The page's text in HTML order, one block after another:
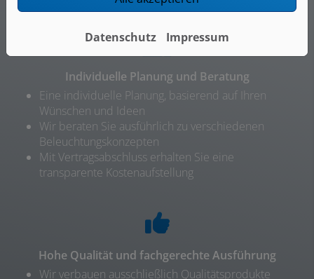
Individuelle Planung und Beratung
Eine individuelle Planung, basierend auf Ihren
Wünschen und Ideen
Wir beraten Sie ausführlich zu verschiedenen
Beleuchtungskonzepten
Mit Vertragsabschluss erhalten Sie eine
transparente Kostenaufstellung
Hohe Qualität und fachgerechte Ausführung
Wir verbauen ausschließlich Qualitätsprodukte
Datenschutz Impressum